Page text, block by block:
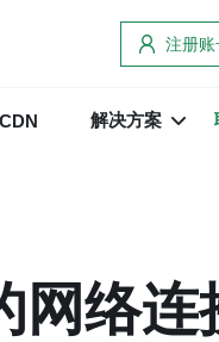
注册账
CDN 解决方案
网络连